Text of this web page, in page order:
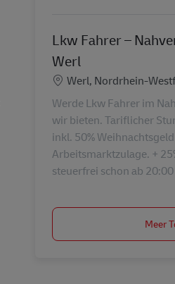
Lkw Fahrer –
Werl
Locatie
Werl, Nordrhein-
Werde Lkw Fahrer im
wir bieten. Tariflicher
inkl. 50%
Arbeitsmarktzulage. +
steuerfrei schon ab
Meer